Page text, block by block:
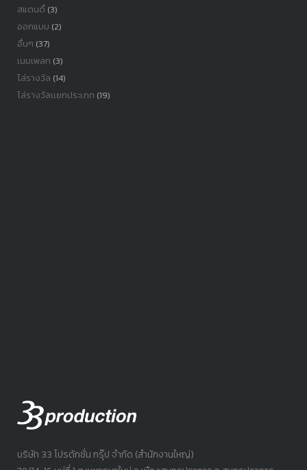
สแตนดี้(3)
ออกแบบ (2)
อื่นๆ (37)
เนมเพลท (3)
โล่รางวัล (14)
โล่รางวัลเเยกประเภท (19)
บริษัท 33 โปรดักชั่น กรุ๊ป จำกัด (สำนักงานใหญ่)